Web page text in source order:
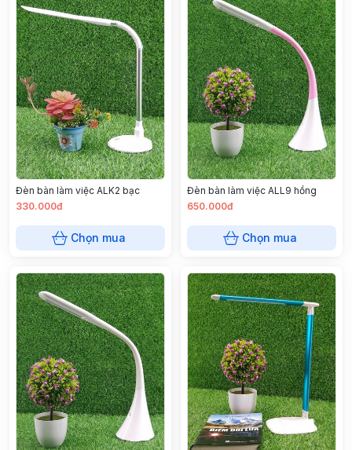
Đèn bàn làm việc ALK2 bạc
330.000đ
Chọn mua
Đèn bàn làm việc ALL9 hồng
650.000đ
Chọn mua